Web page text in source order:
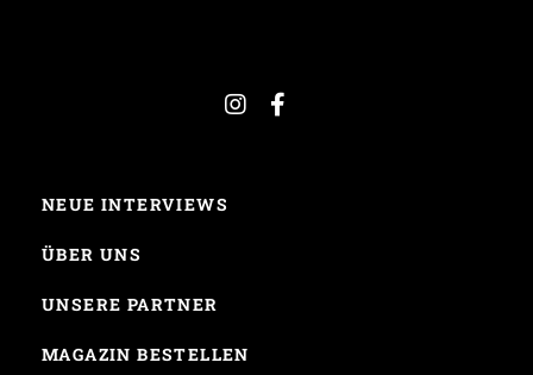
NEUE INTERVIEWS
ÜBER UNS
UNSERE PARTNER
MAGAZIN BESTELLEN